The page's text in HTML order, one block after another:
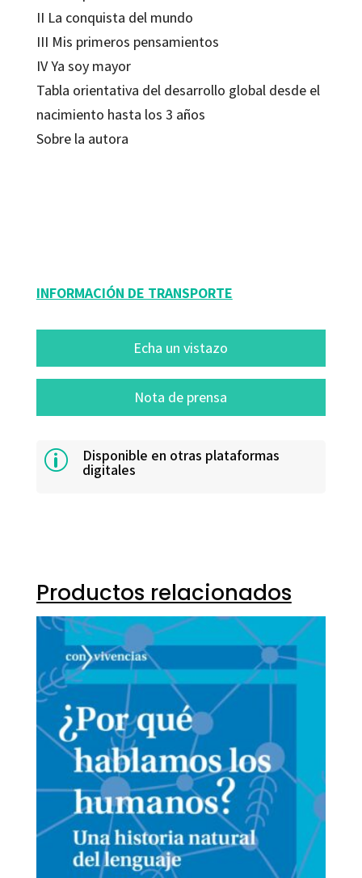
II La conquista del mundo
III Mis primeros pensamientos
IV Ya soy mayor
Tabla orientativa del desarrollo global desde el
nacimiento hasta los 3 años
Sobre la autora
INFORMACIÓN DE TRANSPORTE
Echa un vistazo
Nota de prensa
p Disponible en otras plataformas
digitales
Productos relacionados